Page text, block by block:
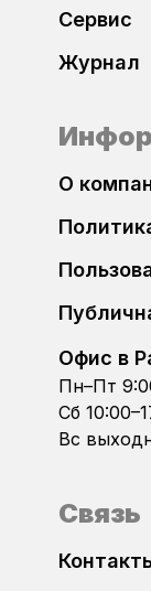
Сервис
Журнал
О
Офис в
Пн–Пт
Сб
Вс
Связь